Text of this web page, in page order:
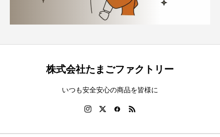
株式会社たまごファクトリー
いつも安全安心の商品を皆様に